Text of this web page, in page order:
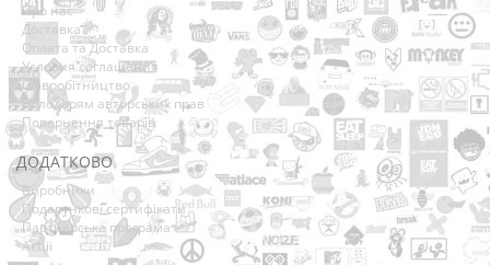
Про нас
Доставка
Оплата та Доставка
Условия соглашения
Співробітництво
Володарям авторських прав
Повернення товарів
ДОДАТКОВО
Виробники
Подарункові сертифікати
Партнерська програма
Акції